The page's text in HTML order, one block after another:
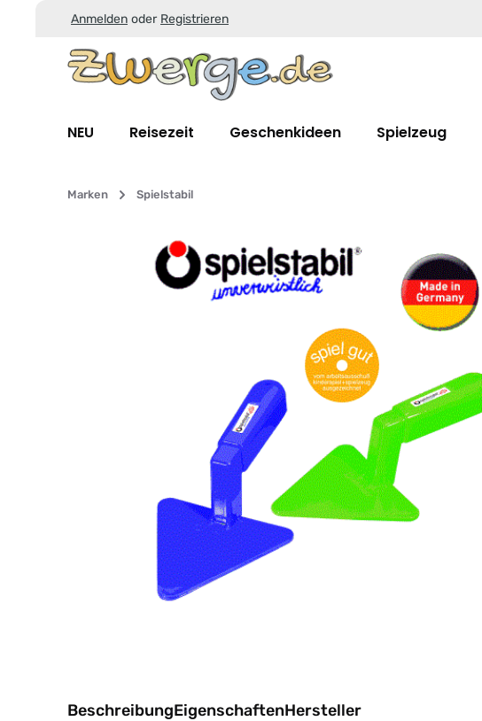
Zum Hauptinhalt springen
Zur Suche springen
Zur Hauptnavigation springen
Anmelden oder Registrieren
NEU Reisezeit Geschenkideen Spielzeug
Marken Spielstabil
Bildergalerie überspringen
BeschreibungEigenschaftenHersteller